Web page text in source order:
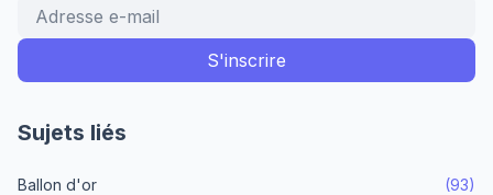
Sujets liés
Ballon d'or
(93)